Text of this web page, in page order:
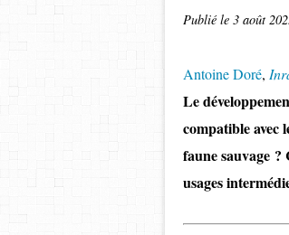
Publié le 3 août
Antoine Doré,
Le
compatible avec
faune sauvage ?
usages